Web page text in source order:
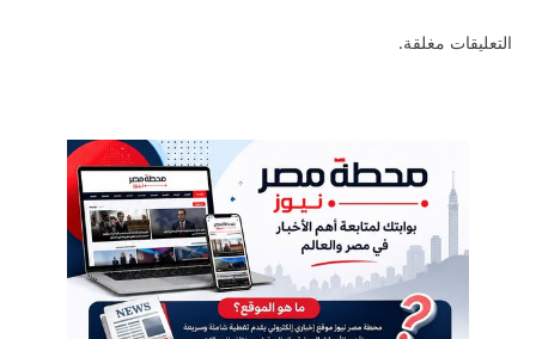
التعليقات مغلقة.